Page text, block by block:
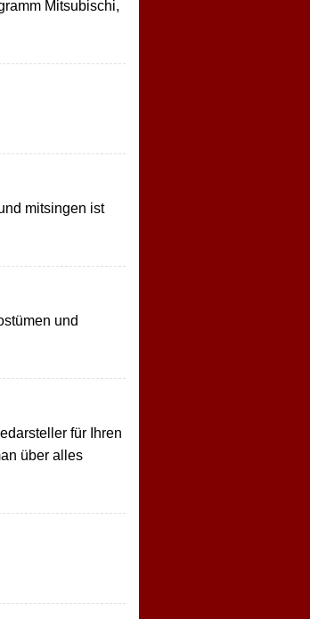
Mitsubischi,
mitsingen ist
und
für Ihren
über alles